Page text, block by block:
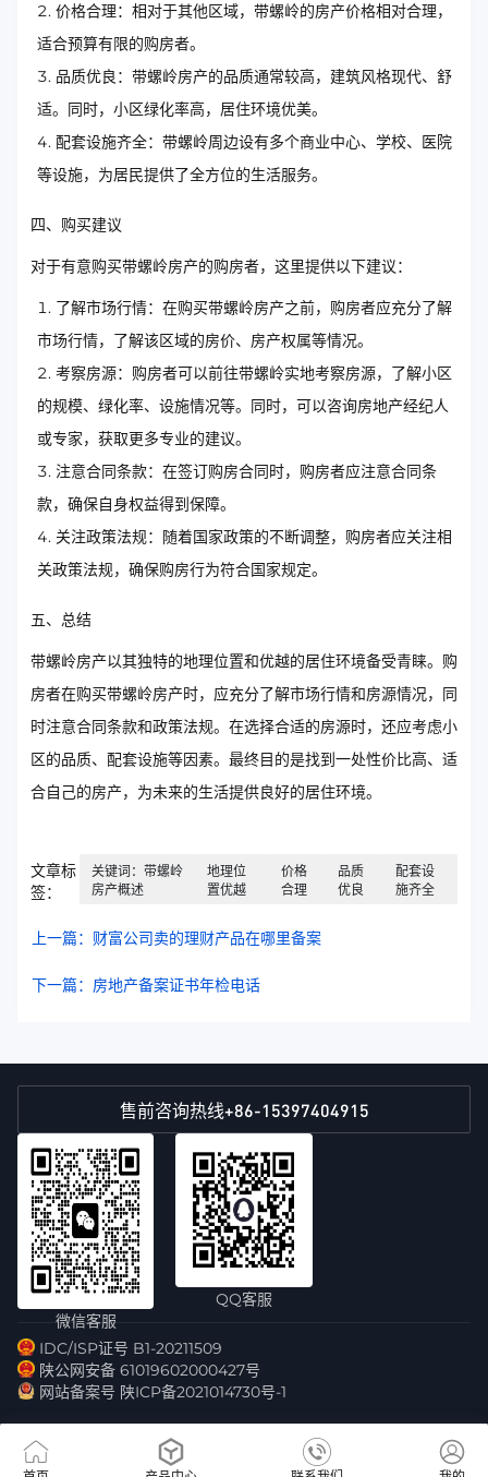
价格合理：相对于其他区域，带螺岭的房产价格相对合理，
适合预算有限的购房者。
品质优良：带螺岭房产的品质通常较高，建筑风格现代、舒
适。同时，小区绿化率高，居住环境优美。
配套设施齐全：带螺岭周边设有多个商业中心、学校、医院
等设施，为居民提供了全方位的生活服务。
四、购买建议
对于有意购买带螺岭房产的购房者，这里提供以下建议：
了解市场行情：在购买带螺岭房产之前，购房者应充分了解
市场行情，了解该区域的房价、房产权属等情况。
考察房源：购房者可以前往带螺岭实地考察房源，了解小区
的规模、绿化率、设施情况等。同时，可以咨询房地产经纪人
或专家，获取更多专业的建议。
注意合同条款：在签订购房合同时，购房者应注意合同条
款，确保自身权益得到保障。
关注政策法规：随着国家政策的不断调整，购房者应关注相
关政策法规，确保购房行为符合国家规定。
五、总结
带螺岭房产以其独特的地理位置和优越的居住环境备受青睐。购
房者在购买带螺岭房产时，应充分了解市场行情和房源情况，同
时注意合同条款和政策法规。在选择合适的房源时，还应考虑小
区的品质、配套设施等因素。最终目的是找到一处性价比高、适
合自己的房产，为未来的生活提供良好的居住环境。
文章标
签：
关键词：带螺岭
房产概述
地理位
置优越
价格
合理
品质
优良
配套设
施齐全
上一篇：财富公司卖的理财产品在哪里备案
下一篇：房地产备案证书年检电话
售前咨询热线+86-15397404915
微信客服
QQ客服
IDC/ISP证号 B1-20211509
陕公网安备 61019602000427号
网站备案号 陕ICP备2021014730号-1